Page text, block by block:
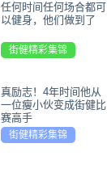
任何时间任何场合都可
以健身，他们做到了
街健精彩集锦
真励志！4年时间他从
一位瘦小伙变成街健比
赛高手
街健精彩集锦